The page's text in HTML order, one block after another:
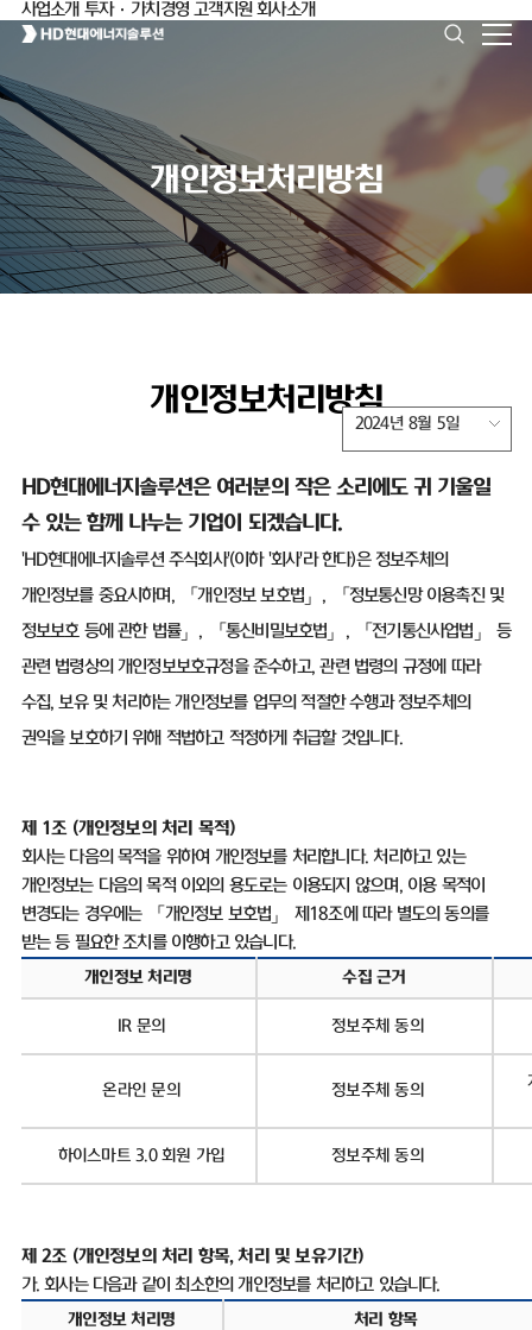
사업소개 투자·가치경영 고객지원 회사소개
개인정보처리방침
개인정보처리방침
2024년 8월 5일
HD현대에너지솔루션은 여러분의 작은 소리에도 귀 기울일
수 있는 함께 나누는 기업이 되겠습니다.
'HD현대에너지솔루션 주식회사'(이하'회사'라 한다)은 정보주체의
개인정보를 중요시하며, 「개인정보 보호법」 ,
「정보통신망 이용촉진 및
정보보호 등에 관한 법률」 , 「통신비밀보호법」 ,
「전기통신사업법」 등
관련 법령상의 개인정보보호규정을 준수하고,관련 법령의 규정에 따라
수집, 보유 및 처리하는 개인정보를 업무의 적절한 수행과 정보주체의
권익을 보호하기 위해 적법하고 적정하게 취급할 것입니다.
제 1 조 (개인정보의 처리 목적)
회사는 다음의 목적을 위하여 개인정보를 처리합니다.처리하고 있는
개인정보는 다음의 목적 이외의 용도로는 이용되지 않으며, 이용 목적이
변경되는 경우에는 「개인정보 보호법」 제 18조에 따라 별도의 동의를
받는 등 필요한 조치를 이행하고 있습니다.
개인정보 처리명 수집 근거
IR 문의 정보주체 동의
온라인 문의 정보주체 동의
하이스마트3.0회원 가입 정보주체 동의
제 2조 (개인정보의 처리 항목,처리 및 보유기간)
가.회사는 다음과 같이 최소한의 개인정보를 처리하고 있습니다.
개인정보 처리명 처리 항목